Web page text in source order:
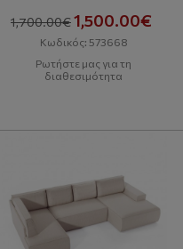
1,700.00€1,500.00€
Κωδικός: 573668
Ρωτήστε μας για τη
διαθεσιμότητα